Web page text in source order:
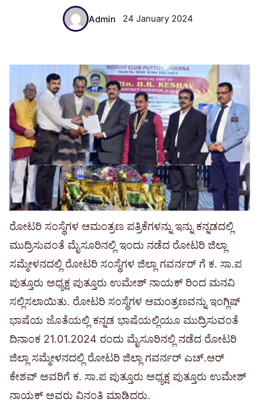
Admin 24 January 2024
ರೋಟರಿ ಸಂಸ್ಥೆಗಳ ಆಮಂತ್ರಣ ಪತ್ರಿಕೆಗಳನ್ನು ಇನ್ನು ಕನ್ನಡದಲ್ಲಿ
ಮುದ್ರಿಸುವಂತೆ ಮೈಸೂರಿನಲ್ಲಿ ಇಂದು ನಡೆದ ರೋಟರಿ ಜಿಲ್ಲಾ
ಸಮ್ಮೇಳನದಲ್ಲಿ ರೋಟರಿ ಸಂಸ್ಥೆಗಳ ಜಿಲ್ಲಾ ಗವರ್ನರ್ ಗೆ ಕ. ಸಾ.ಪ
ಪುತ್ತೂರು ಅಧ್ಯಕ್ಷ ಪುತ್ತೂರು ಉಮೇಶ್ ನಾಯಕ್ ರಿಂದ ಮನವಿ
ಸಲ್ಲಿಸಲಾಯಿತು. ರೋಟರಿ ಸಂಸ್ಥೆಗಳ ಆಮಂತ್ರಣವನ್ನು ಇಂಗ್ಲಿಷ್
ಭಾಷೆಯ ಜೊತೆಯಲ್ಲಿ ಕನ್ನಡ ಭಾಷೆಯಲ್ಲಿಯೂ ಮುದ್ರಿಸುವಂತೆ
ದಿನಾಂಕ 21.01.2024 ರಂದು ಮೈಸೂರಿನಲ್ಲಿ ನಡೆದ ರೋಟರಿ
ಜಿಲ್ಲಾ ಸಮ್ಮೇಳನದಲ್ಲಿ ರೋಟರಿ ಜಿಲ್ಲಾ ಗವರ್ನರ್ ಎಚ್.ಆರ್
ಕೇಶವ್ ಅವರಿಗೆ ಕ. ಸಾ.ಪ ಪುತ್ತೂರು ಅಧ್ಯಕ್ಷ ಪುತ್ತೂರು ಉಮೇಶ್
ನಾಯಕ್ ಅವರು ವಿನಂತಿ ಮಾಡಿದರು.